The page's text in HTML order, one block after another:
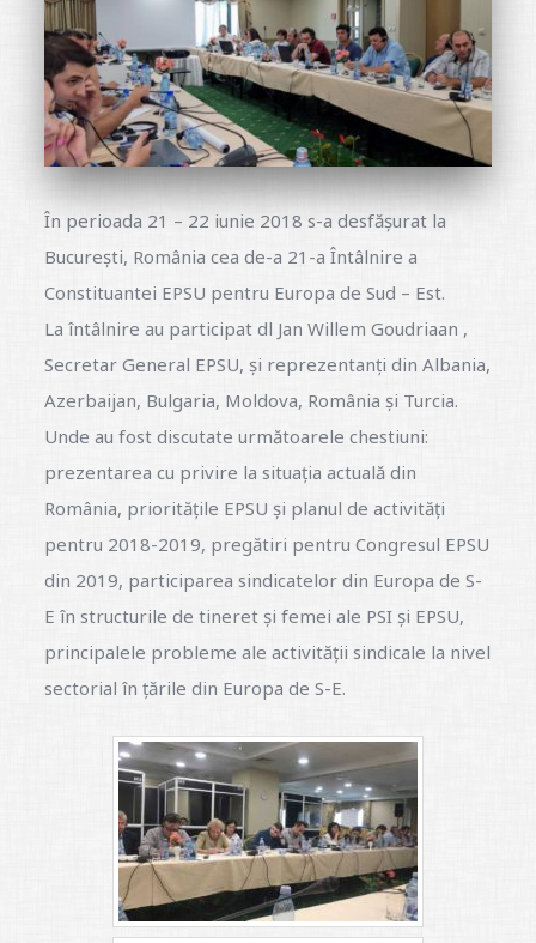
În perioada 21 – 22 iunie 2018 s-a desfășurat la
Bucureşti, România cea de-a 21-a Întâlnire a
Constituantei EPSU pentru Europa de Sud – Est.
La întâlnire au participat dl Jan Willem Goudriaan ,
Secretar General EPSU, şi reprezentanţi din Albania,
Azerbaijan, Bulgaria, Moldova, România şi Turcia.
Unde au fost discutate următoarele chestiuni:
prezentarea cu privire la situația actuală din
România, prioritățile EPSU și planul de activități
pentru 2018-2019, pregătiri pentru Congresul EPSU
din 2019, participarea sindicatelor din Europa de S-
E în structurile de tineret și femei ale PSI și EPSU,
principalele probleme ale activității sindicale la nivel
sectorial în țările din Europa de S-E.